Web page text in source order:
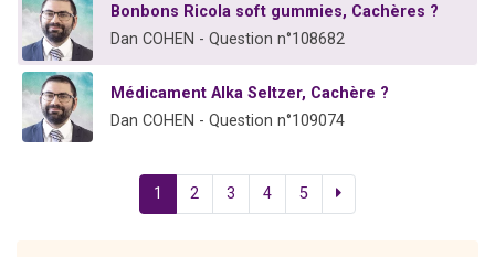
Bonbons Ricola soft gummies, Cachères ?
Dan COHEN - Question n°108682
Médicament Alka Seltzer, Cachère ?
Dan COHEN - Question n°109074
1 2 3 4 5